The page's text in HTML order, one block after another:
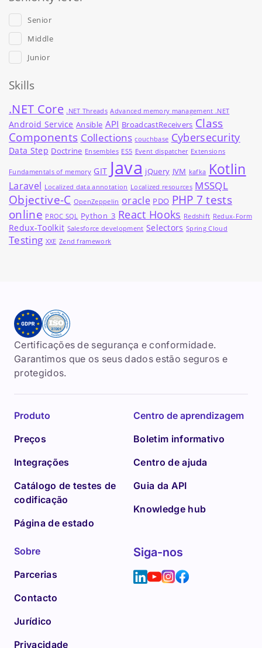
Senior
Middle
Junior
Skills
.NET Core .NET Threads Advanced memory management .NET
Android Service Ansible API BroadcastReceivers Class
Components Collections couchbase Cybersecurity
Data Step Doctrine Ensembles ES5 Event dispatcher Extensions
Fundamentals of memory GIT Java jQuery JVM kafka Kotlin
Laravel Localized data annotation Localized resources MSSQL
Objective-C OpenZeppelin oracle PDO PHP 7 tests
online PROC SQL Python_3 React Hooks Redshift Redux-Form
Redux-Toolkit Salesforce development Selectors Spring Cloud
Testing XXE Zend framework
Certificações de segurança e conformidade.
Garantimos que os seus dados estão seguros e
protegidos.
Produto
Preços
Integrações
Catálogo de testes de
codificação
Página de estado
Centro de aprendizagem
Boletim informativo
Centro de ajuda
Guia da API
Knowledge hub
Sobre
Parcerias
Contacto
Jurídico
Privacidade
Siga-nos